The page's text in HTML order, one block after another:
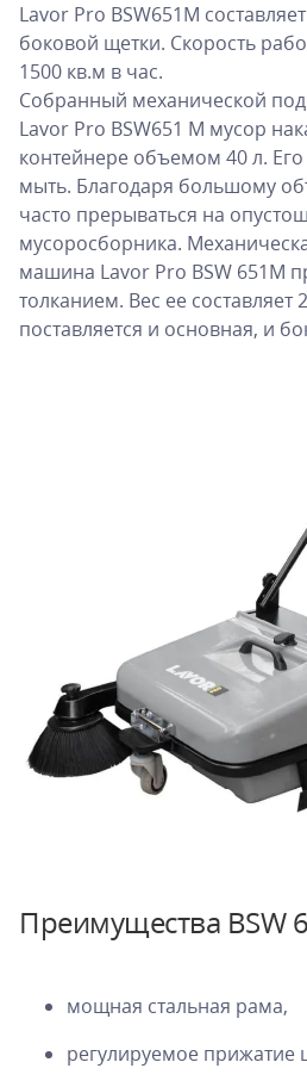
Lavor Pro BSW651M
боковой щетки. Скорость
1500 кв.м в час.
Собранный механической
Lavor Pro BSW651 M мусор
контейнере объемом 40 л.
мыть. Благодаря большому
часто прерываться на
мусоросборника.
машина Lavor Pro BSW 651M
толканием. Вес ее составляет
поставляется и основная, и
Преимущества BSW
мощная стальная рама,
регулируемое прижатие